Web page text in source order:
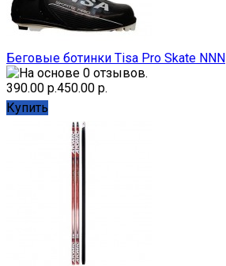
Беговые ботинки Tisa Pro Skate NNN
390.00 р.450.00 р.
Купить